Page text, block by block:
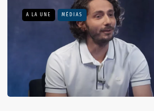
A LA UNE MÉDIAS